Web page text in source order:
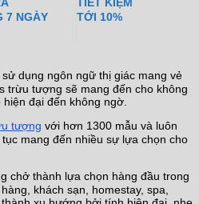
7 NGÀY
TIẾT KIỆM
TỚI 10%
sử dụng ngôn ngữ thị giác mang vẻ
trừu tượng sẽ mang đến cho không
đại đến không ngờ.
tượng với hơn 1300 mẫu và luôn
mang đến nhiều sự lựa chọn cho
chở thành lựa chọn hàng đầu trong
khách sạn, homestay, spa,